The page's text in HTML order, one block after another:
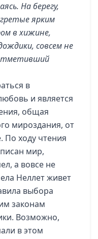
На берегу,
ярким
в хижине,
совсем не
в
и является
общая
мироздания, от
По ходу чтения
мир,
а вовсе не
Неллет живет
выбора
законам
Возможно,
в этом